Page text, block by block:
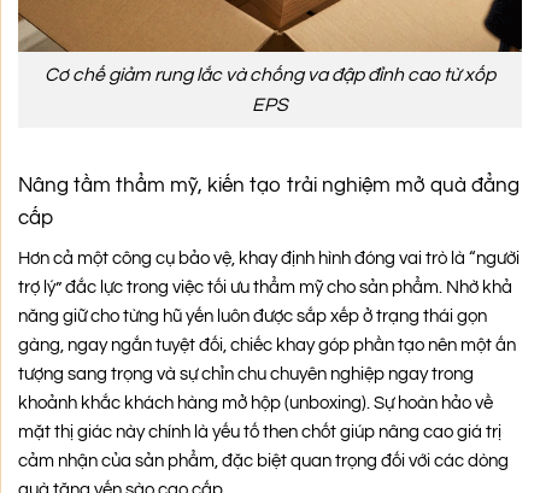
Cơ chế giảm rung lắc và chống va đập đỉnh cao từ xốp
EPS
Nâng tầm thẩm mỹ, kiến tạo trải nghiệm mở quà đẳng
cấp
Hơn cả một công cụ bảo vệ, khay định hình đóng vai trò là “người
trợ lý” đắc lực trong việc tối ưu thẩm mỹ cho sản phẩm. Nhờ khả
năng giữ cho từng hũ yến luôn được sắp xếp ở trạng thái gọn
gàng, ngay ngắn tuyệt đối, chiếc khay góp phần tạo nên một ấn
tượng sang trọng và sự chỉn chu chuyên nghiệp ngay trong
khoảnh khắc khách hàng mở hộp (unboxing). Sự hoàn hảo về
mặt thị giác này chính là yếu tố then chốt giúp nâng cao giá trị
cảm nhận của sản phẩm, đặc biệt quan trọng đối với các dòng